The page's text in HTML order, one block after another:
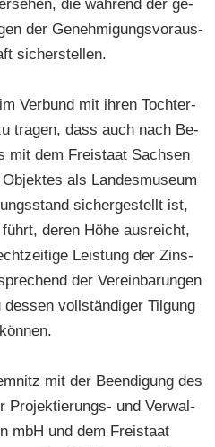
die wäh­rend der ge­
der Ge­neh­mi­gungs­vor­aus­
si­cher­stel­len.
Ver­bund mit ihren Toch­ter­
tra­gen, dass auch nach Be­
mit dem Frei­staat Sach­sen
als Lan­des­mu­se­um
si­cher­ge­stellt ist,
deren Höhe aus­reicht,
Leis­tung der Zins-
der Ver­ein­ba­run­gen
voll­stän­di­ger Til­gung
mit der Be­en­di­gung des
Projektierungs-​ und Ver­wal­
mbH und dem Frei­staat